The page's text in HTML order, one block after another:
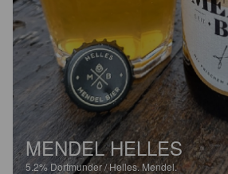
MENDEL HELLES
5.2% Dortmunder / Helles. Mendel.